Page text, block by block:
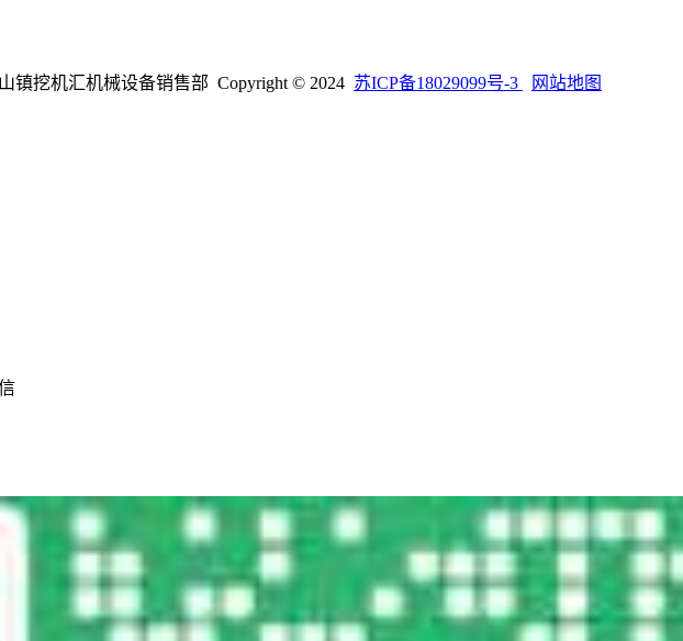
镇挖机汇机械设备销售部 Copyright © 2024 苏ICP备18029099号-3 网站地图